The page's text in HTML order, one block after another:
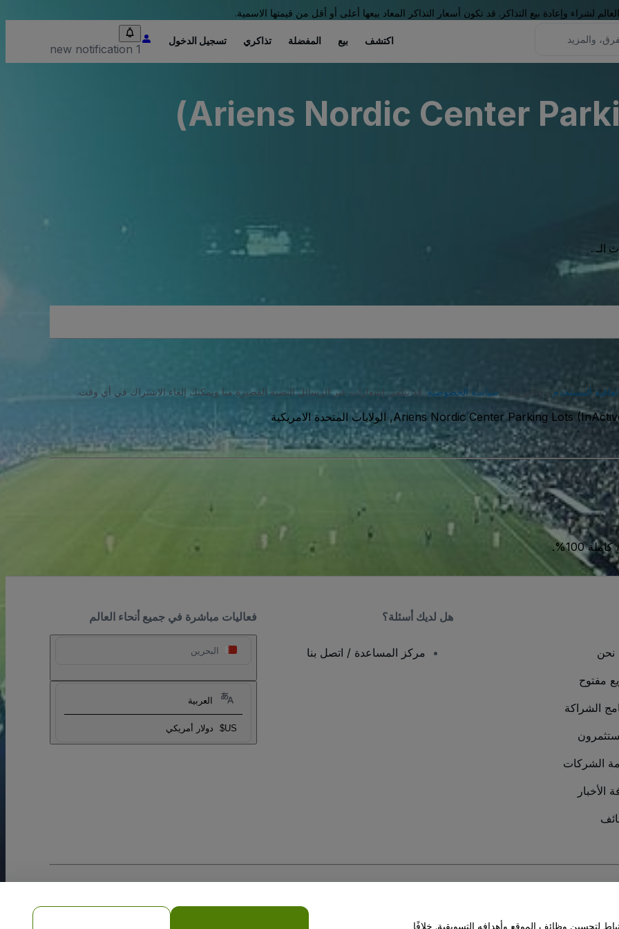
لشراء وإعادة بيع التذاكر. قد تكون أسعار التذاكر المعاد بيعها أعلى أو أقل من قيمتها الاسمية.
اكتشف بيع المفضلة تذاكري تسجيل الدخول
1 new notification
Ariens Nordic Center
الـ .
المستخدم سياسة الخصوصية. قد تتلقى إشعارات عبر الرسائل النصية القصيرة منا ويمكنك إلغاء الاشتراك في أي وقت.
Ariens Nordic Center Parking Lots
100%.
فعاليات مباشرة في جميع أنحاء العالم
البحرين
العربية
US$ دولار أمريكي
نحن
مفتوح
الشراكة
الشركات
الأخبار
هل لديك أسئلة؟
مركز المساعدة / اتصل بنا
لتحسين وظائف الموقع وأهدافه التسويقية. خلافًا